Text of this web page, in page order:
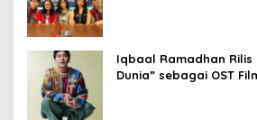
Iqbaal Ramadhan Rilis
Dunia” sebagai OST